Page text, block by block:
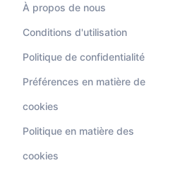
À propos de nous
Conditions d'utilisation
Politique de confidentialité
Préférences en matière de
cookies
Politique en matière des
cookies